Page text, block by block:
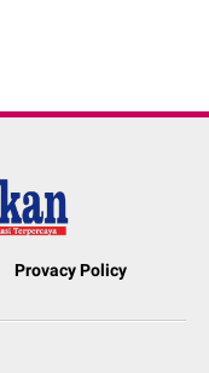
Provacy Policy